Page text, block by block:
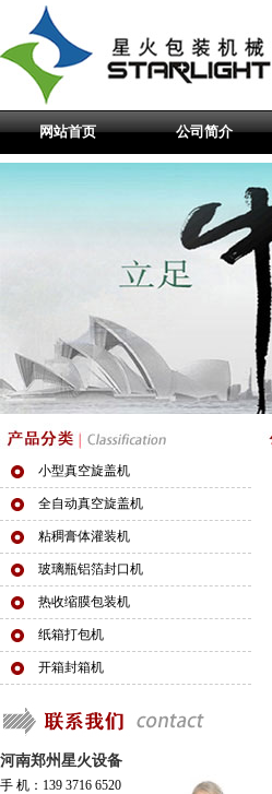
网站首页 公司简介
小型真空旋盖机
全自动真空旋盖机
粘稠膏体灌装机
玻璃瓶铝箔封口机
热收缩膜包装机
纸箱打包机
开箱封箱机
河南郑州星火设备
手 机：139 3716 6520